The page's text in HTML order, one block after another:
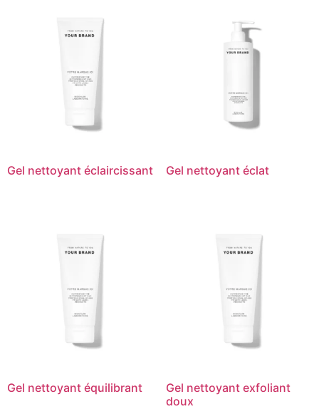
Gel nettoyant éclaircissant Gel nettoyant éclat
Gel nettoyant équilibrant
Gel nettoyant exfoliant
doux